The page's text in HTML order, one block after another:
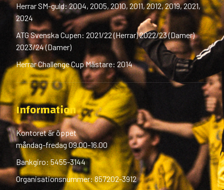
Herrar SM-guld: 2004, 2005, 2010, 2011, 2012, 2019, 2021,
2024
ATG Svenska Cupen: 2021/22 (Herrar) 2022/23 (Damer)
2023/24 (Damer)
Herrar Challenge Cup Mästare: 2014
Information
Kontoret är öppet
måndag-fredag 09.00-16.00
Bankgiro: 5455-3144
Organisationsnummer: 857202-3912